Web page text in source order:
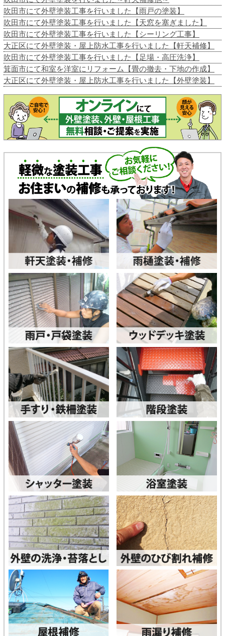
吹田市にて外壁塗装工事を行いました【雨戸の塗装】
吹田市にて外壁塗装工事を行いました【天窓を塞ぎました】
吹田市にて外壁塗装工事を行いました【シーリング工事】
大正区にて外壁塗装・屋上防水工事を行いました【軒天補修】
吹田市にて外壁塗装工事を行いました【足場・高圧洗浄】
箕面市にて和室を洋室にリフォーム【畳の撤去・下地の作成】
大正区にて外壁塗装・屋上防水工事を行いました【外壁塗装】